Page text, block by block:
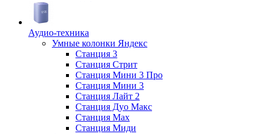
Аудио-техника
Умные колонки Яндекс
Станция 3
Станция Стрит
Станция Мини 3 Про
Станция Мини 3
Станция Лайт 2
Станция Дуо Макс
Станция Max
Станция Миди